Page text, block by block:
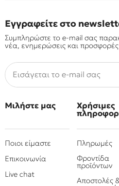
Εγγραφείτε στο
Συμπληρώστε το e-mail σας
νέα, ενημερώσεις και προσφορές
Μιλήστε μας
Ποιοι είμαστε
Επικοινωνία
Live chat
Χρήσιμες
Πληρωμές
Φροντίδα
προϊόντων
Αποστολές